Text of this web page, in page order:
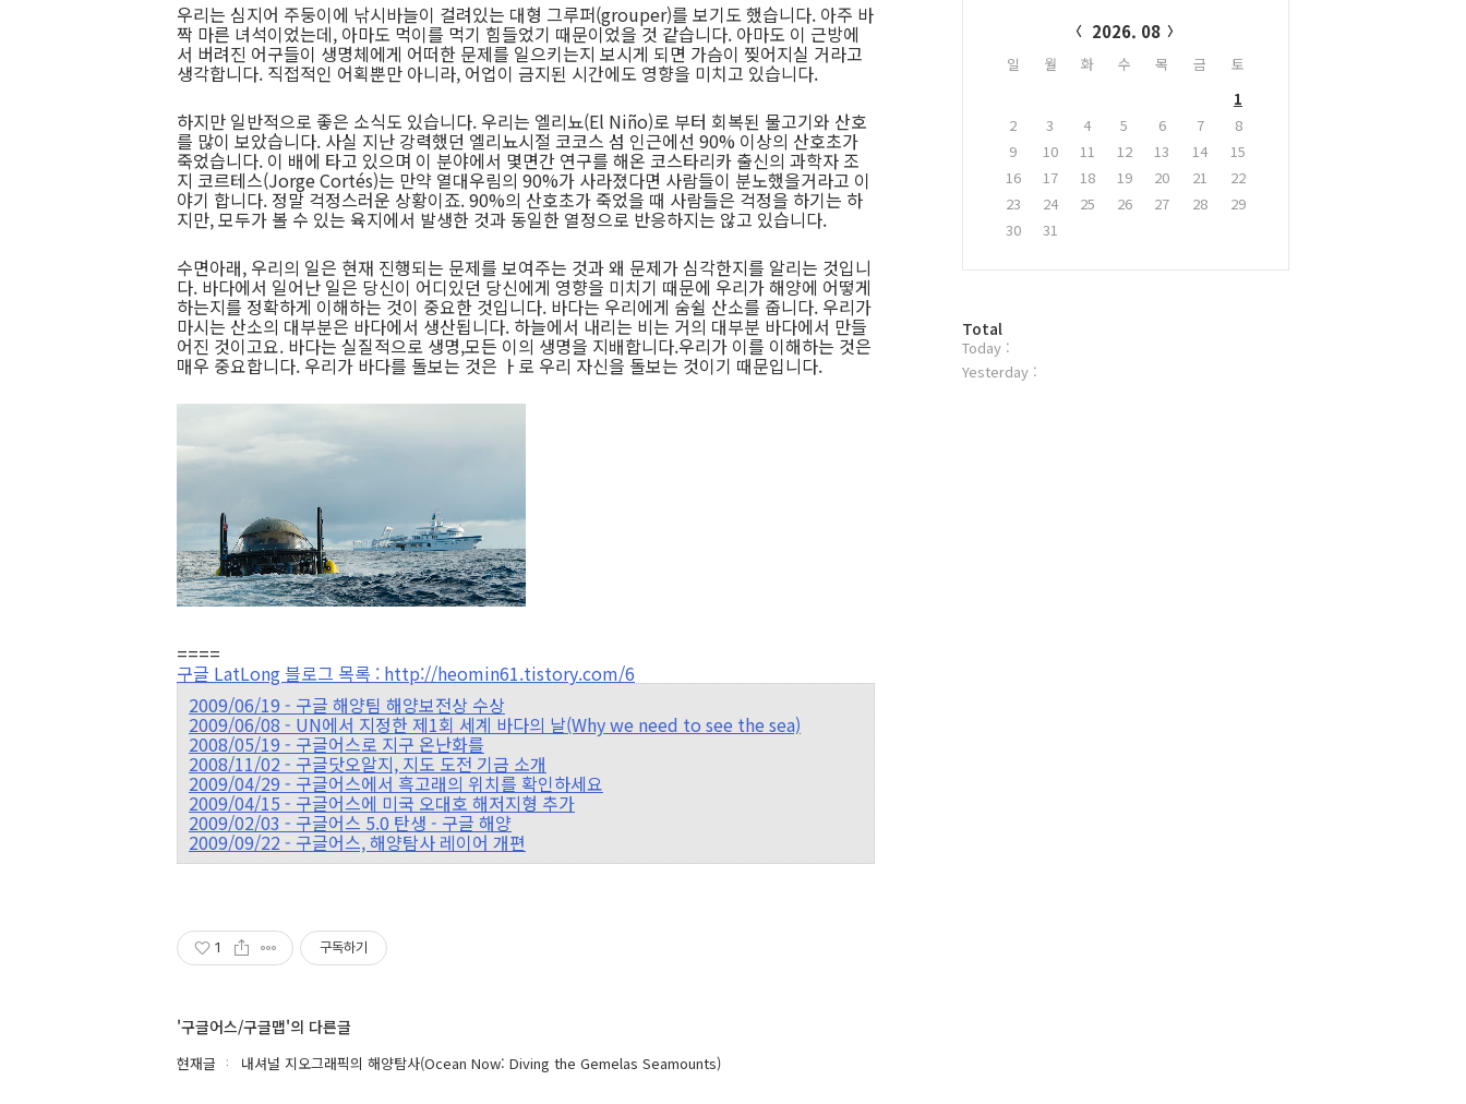
우리는 심지어 주둥이에 낚시바늘이 걸려있는 대형 그루퍼(grouper)를 보기도 했습니다. 아주 바
짝 마른 녀석이었는데, 아마도 먹이를 먹기 힘들었기 때문이었을 것 같습니다. 아마도 이 근방에
서 버려진 어구들이 생명체에게 어떠한 문제를 일으키는지 보시게 되면 가슴이 찢어지실 거라고
생각합니다. 직접적인 어획뿐만 아니라, 어업이 금지된 시간에도 영향을 미치고 있습니다.
하지만 일반적으로 좋은 소식도 있습니다. 우리는 엘리뇨(El Niño)로 부터 회복된 물고기와 산호
를 많이 보았습니다. 사실 지난 강력했던 엘리뇨시절 코코스 섬 인근에선 90% 이상의 산호초가
죽었습니다. 이 배에 타고 있으며 이 분야에서 몇면간 연구를 해온 코스타리카 출신의 과학자 조
지 코르테스(Jorge Cortés)는 만약 열대우림의 90%가 사라졌다면 사람들이 분노했을거라고 이
야기 합니다. 정말 걱정스러운 상황이죠. 90%의 산호초가 죽었을 때 사람들은 걱정을 하기는 하
지만, 모두가 볼 수 있는 육지에서 발생한 것과 동일한 열정으로 반응하지는 않고 있습니다.
수면아래, 우리의 일은 현재 진행되는 문제를 보여주는 것과 왜 문제가 심각한지를 알리는 것입니
다. 바다에서 일어난 일은 당신이 어디있던 당신에게 영향을 미치기 때문에 우리가 해양에 어떻게
하는지를 정확하게 이해하는 것이 중요한 것입니다. 바다는 우리에게 숨쉴 산소를 줍니다. 우리가
마시는 산소의 대부분은 바다에서 생산됩니다. 하늘에서 내리는 비는 거의 대부분 바다에서 만들
어진 것이고요. 바다는 실질적으로 생명,모든 이의 생명을 지배합니다.우리가 이를 이해하는 것은
매우 중요합니다. 우리가 바다를 돌보는 것은 ㅏ로 우리 자신을 돌보는 것이기 때문입니다.
====
구글 LatLong 블로그 목록 : http://heomin61.tistory.com/6
2009/06/19 - 구글 해양팀 해양보전상 수상
2009/06/08 - UN에서 지정한 제1회 세계 바다의 날(Why we need to see the sea)
2008/05/19 - 구글어스로 지구 온난화를
2008/11/02 - 구글닷오알지, 지도 도전 기금 소개
2009/04/29 - 구글어스에서 흑고래의 위치를 확인하세요
2009/04/15 - 구글어스에 미국 오대호 해저지형 추가
2009/02/03 - 구글어스 5.0 탄생 - 구글 해양
2009/09/22 - 구글어스, 해양탐사 레이어 개편
1 구독하기
'구글어스/구글맵'의 다른글
현재글 내셔널 지오그래픽의 해양탐사(Ocean Now: Diving the Gemelas Seamounts)
2026. 08
일 월 화 수 목 금
토
1
2
3 4 5 6 7
8
9
10 11 12 13 14
15
16
17 18 19 20 21
22
23
24 25 26 27 28
29
30
31
방
문
자
Total
Today :
Yesterday :